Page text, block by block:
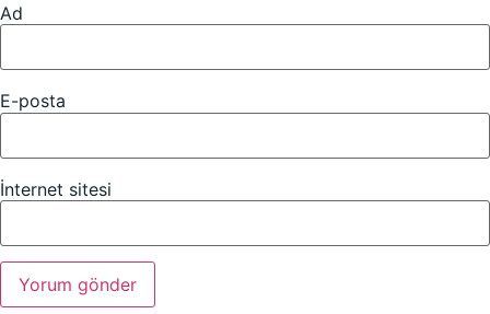
Ad
E-posta
İnternet sitesi